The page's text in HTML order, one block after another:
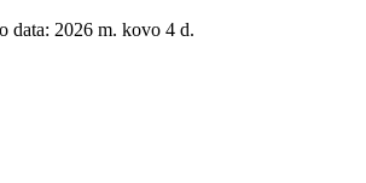
data: 2026 m. kovo 4 d.